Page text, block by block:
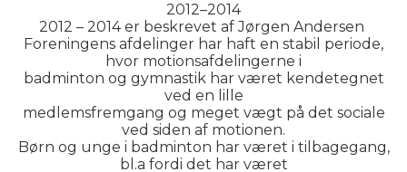
2012–2014
2012 – 2014 er beskrevet af Jørgen Andersen
Foreningens afdelinger har haft en stabil periode,
hvor motionsafdelingerne i
badminton og gymnastik har været kendetegnet
ved en lille
medlemsfremgang og meget vægt på det sociale
ved siden af motionen.
Børn og unge i badminton har været i tilbagegang,
bl.a fordi det har været